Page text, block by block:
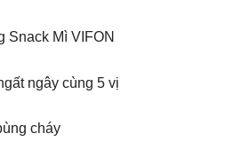
Snack Mì VIFON
ngây cùng 5 vị
cháy